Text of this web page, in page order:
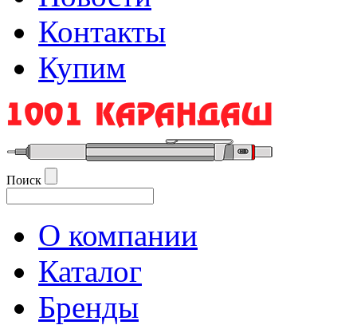
Контакты
Купим
Поиск
О компании
Каталог
Бренды